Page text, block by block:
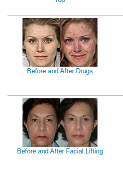
Before and After Drugs
Before and After Facial Lifting